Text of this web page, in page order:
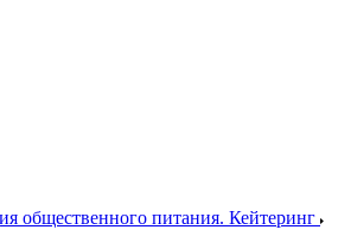
общественного питания. Кейтеринг